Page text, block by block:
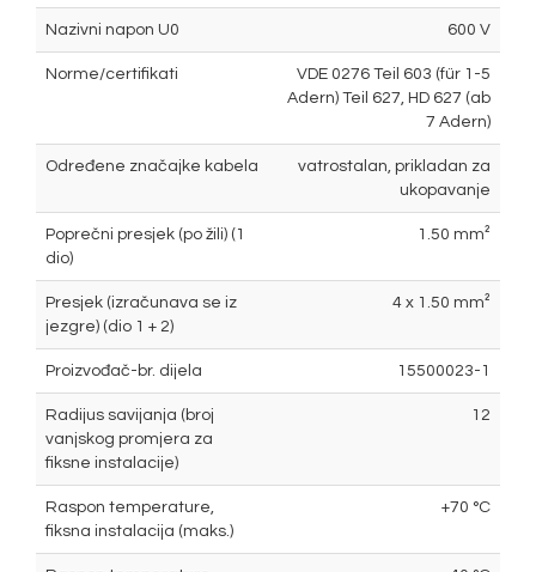
Nazivni napon U0 600 V
Norme/certifikati
VDE 0276 Teil 603 (für 1-5
Adern) Teil 627, HD 627 (ab
7 Adern)
Određene značajke kabela
vatrostalan, prikladan za
ukopavanje
Poprečni presjek (po žili) (1
dio)
1.50 mm²
Presjek (izračunava se iz
jezgre) (dio 1 + 2)
4 x 1.50 mm²
Proizvođač-br. dijela 15500023-1
Radijus savijanja (broj
vanjskog promjera za
fiksne instalacije)
12
Raspon temperature,
fiksna instalacija (maks.)
+70 °C